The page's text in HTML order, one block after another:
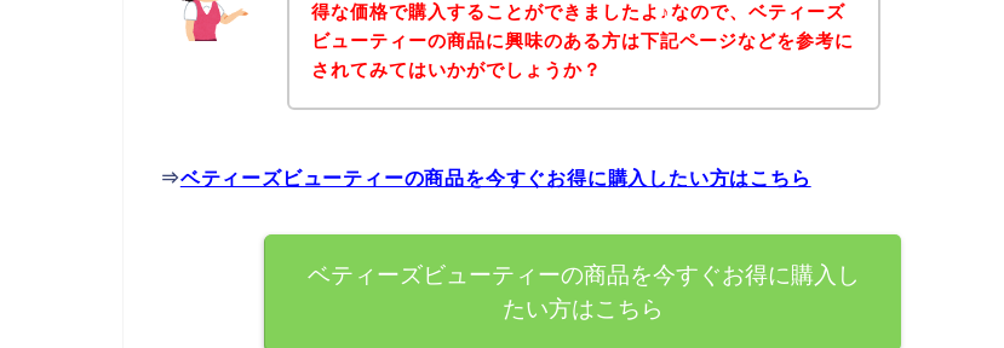
得な価格で購入することができましたよ♪なので、ベティーズ
ビューティーの商品に興味のある方は下記ページなどを参考に
されてみてはいかがでしょうか？
⇒ベティーズビューティーの商品を今すぐお得に購入したい方はこちら
ベティーズビューティーの商品を今すぐお得に購入し
たい方はこちら